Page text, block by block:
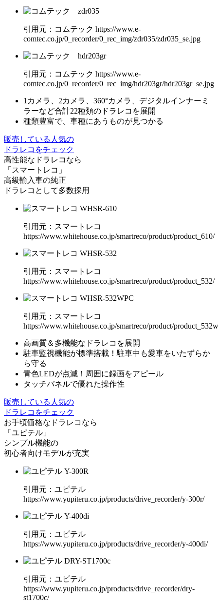
引⽤元：コムテック https://www.e-
comtec.co.jp/0_recorder/0_rec_img/zdr035/zdr035_se.jpg
引⽤元：コムテック https://www.e-
comtec.co.jp/0_recorder/0_rec_img/hdr203gr/hdr203gr_se.jpg
1カメラ、2カメラ、360°カメラ、デジタルインナーミ
ラーなど合計22種類のドラレコを展開
種類豊富で、車種にあうものが見つかる
販売している⼈気の
ドラレコをチェック
高性能なドラレコなら
「スマートレコ」
高級輸入車の純正
ドラレコとして多数採用
引⽤元：スマートレコ
https://www.whitehouse.co.jp/smartreco/product/product_610/
引⽤元：スマートレコ
https://www.whitehouse.co.jp/smartreco/product/product_532/
引⽤元：スマートレコ
https://www.whitehouse.co.jp/smartreco/product/
高画質＆多機能なドラレコを展開
駐車監視機能が標準搭載！駐車中も愛車をいたずらか
ら守る
青色LEDが点滅！周囲に録画をアピール
タッチパネルで優れた操作性
販売している⼈気の
ドラレコをチェック
お手頃価格なドラレコなら
「ユピテル」
シンプル機能の
初心者向けモデルが充実
引⽤元：ユピテル
https://www.yupiteru.co.jp/products/drive_recorder/y-300r/
引⽤元：ユピテル
https://www.yupiteru.co.jp/products/drive_recorder/y-400di/
引⽤元：ユピテル
https://www.yupiteru.co.jp/products/drive_recorder/dry-
st1700c/